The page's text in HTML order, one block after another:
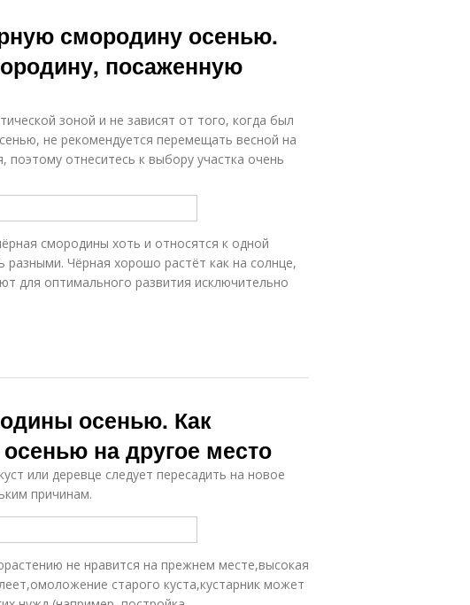
смородину осенью.
посаженную
зоной и не зависят от того, когда был
не рекомендуется перемещать весной на
отнеситесь к выбору участка очень
смородины хоть и относятся к одной
Чёрная хорошо растёт как на солнце,
для оптимального развития исключительно
осенью. Как
на другое место
или деревце следует пересадить на новое
причинам.
не нравится на прежнем месте,высокая
старого куста,кустарник может